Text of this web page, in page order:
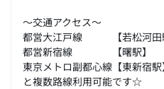
～交通アクセス～
都営大江戸線 【若松河田
都営新宿線 【曙駅】
東京メトロ副都心線【東新宿
と複数路線利用可能です☆